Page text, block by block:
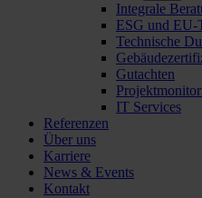
Integrale
ESG und EU-
Technische
Gutachten
IT Services
Referenzen
Über uns
Karriere
News & Events
Kontakt